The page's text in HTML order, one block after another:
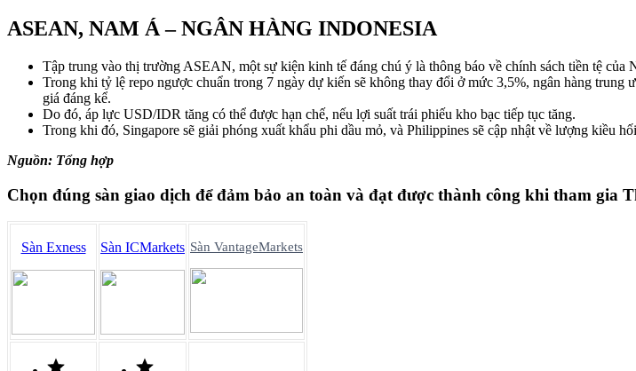
ASEAN, NAM Á – NGÂN HÀNG INDONESIA
Tập trung vào thị trường ASEAN, một sự kiện kinh tế đáng chú ý là thông báo về chính sách tiền tệ của
Trong khi tỷ lệ repo ngược chuẩn trong 7 ngày dự kiến ​​sẽ không thay đổi ở mức 3,5%, ngân hàng
giá đáng kể.
Do đó, áp lực USD/IDR tăng có thể được hạn chế, nếu lợi suất trái phiếu kho bạc tiếp tục tăng.
Trong khi đó, Singapore sẽ giải phóng xuất khẩu phi dầu mỏ, và Philippines sẽ cập nhật về lượng kiều
Nguồn: Tổng hợp
Chọn đúng sàn giao dịch để đảm bảo an toàn và đạt được thành công khi tham gia
Sàn Exness Sàn ICMarkets Sàn VantageMarkets